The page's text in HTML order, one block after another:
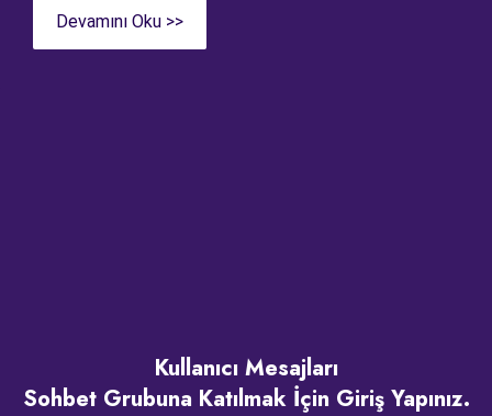
Devamını Oku >>
Kullanıcı Mesajları
Sohbet Grubuna Katılmak İçin Giriş Yapınız.